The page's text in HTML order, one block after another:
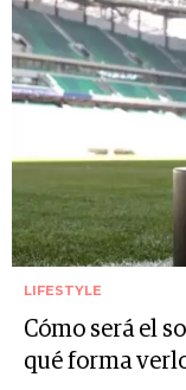
LIFESTYLE
Cómo será el
qué forma